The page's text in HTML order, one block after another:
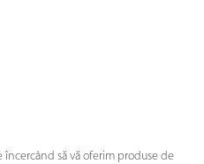
să vă oferim produse de